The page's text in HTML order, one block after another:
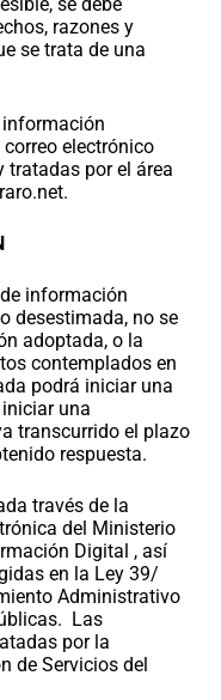
razones y
se trata de una
electrónico
tratadas por el área
información
desestimada, no se
adoptada, o la
contemplados en
podrá iniciar una
una
transcurrido el plazo
respuesta.
través de la
del Ministerio
Digital , así
en la Ley 39/
Administrativo
Las
por la
de Servicios del